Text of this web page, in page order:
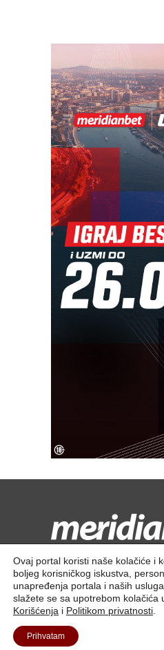
Kontaktirajte nas:
Ovaj portal koristi naše kolačiće i
boljeg korisničkog iskustva,
unapređenja portala i naših
slažete se sa upotrebom kolačića
Korišćenja i Politikom privatnosti
Prihvatam